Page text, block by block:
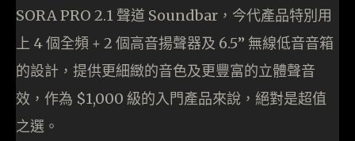
SORA PRO 2.1 聲道 Soundbar，今代產品特別用
上 4 個全頻 + 2 個高音揚聲器及 6.5” 無線低音音箱
的設計，提供更細緻的音色及更豐富的立體聲音
效，作為 $1,000 級的入門產品來說，絕對是超值
之選。